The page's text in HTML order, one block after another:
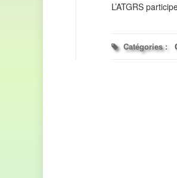
L’ATGRS
Catégories :